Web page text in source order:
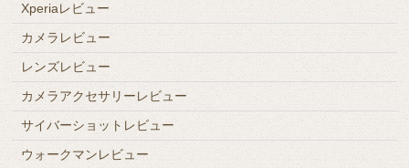
Xperiaレビュー
カメラレビュー
レンズレビュー
カメラアクセサリーレビュー
サイバーショットレビュー
ウォークマンレビュー